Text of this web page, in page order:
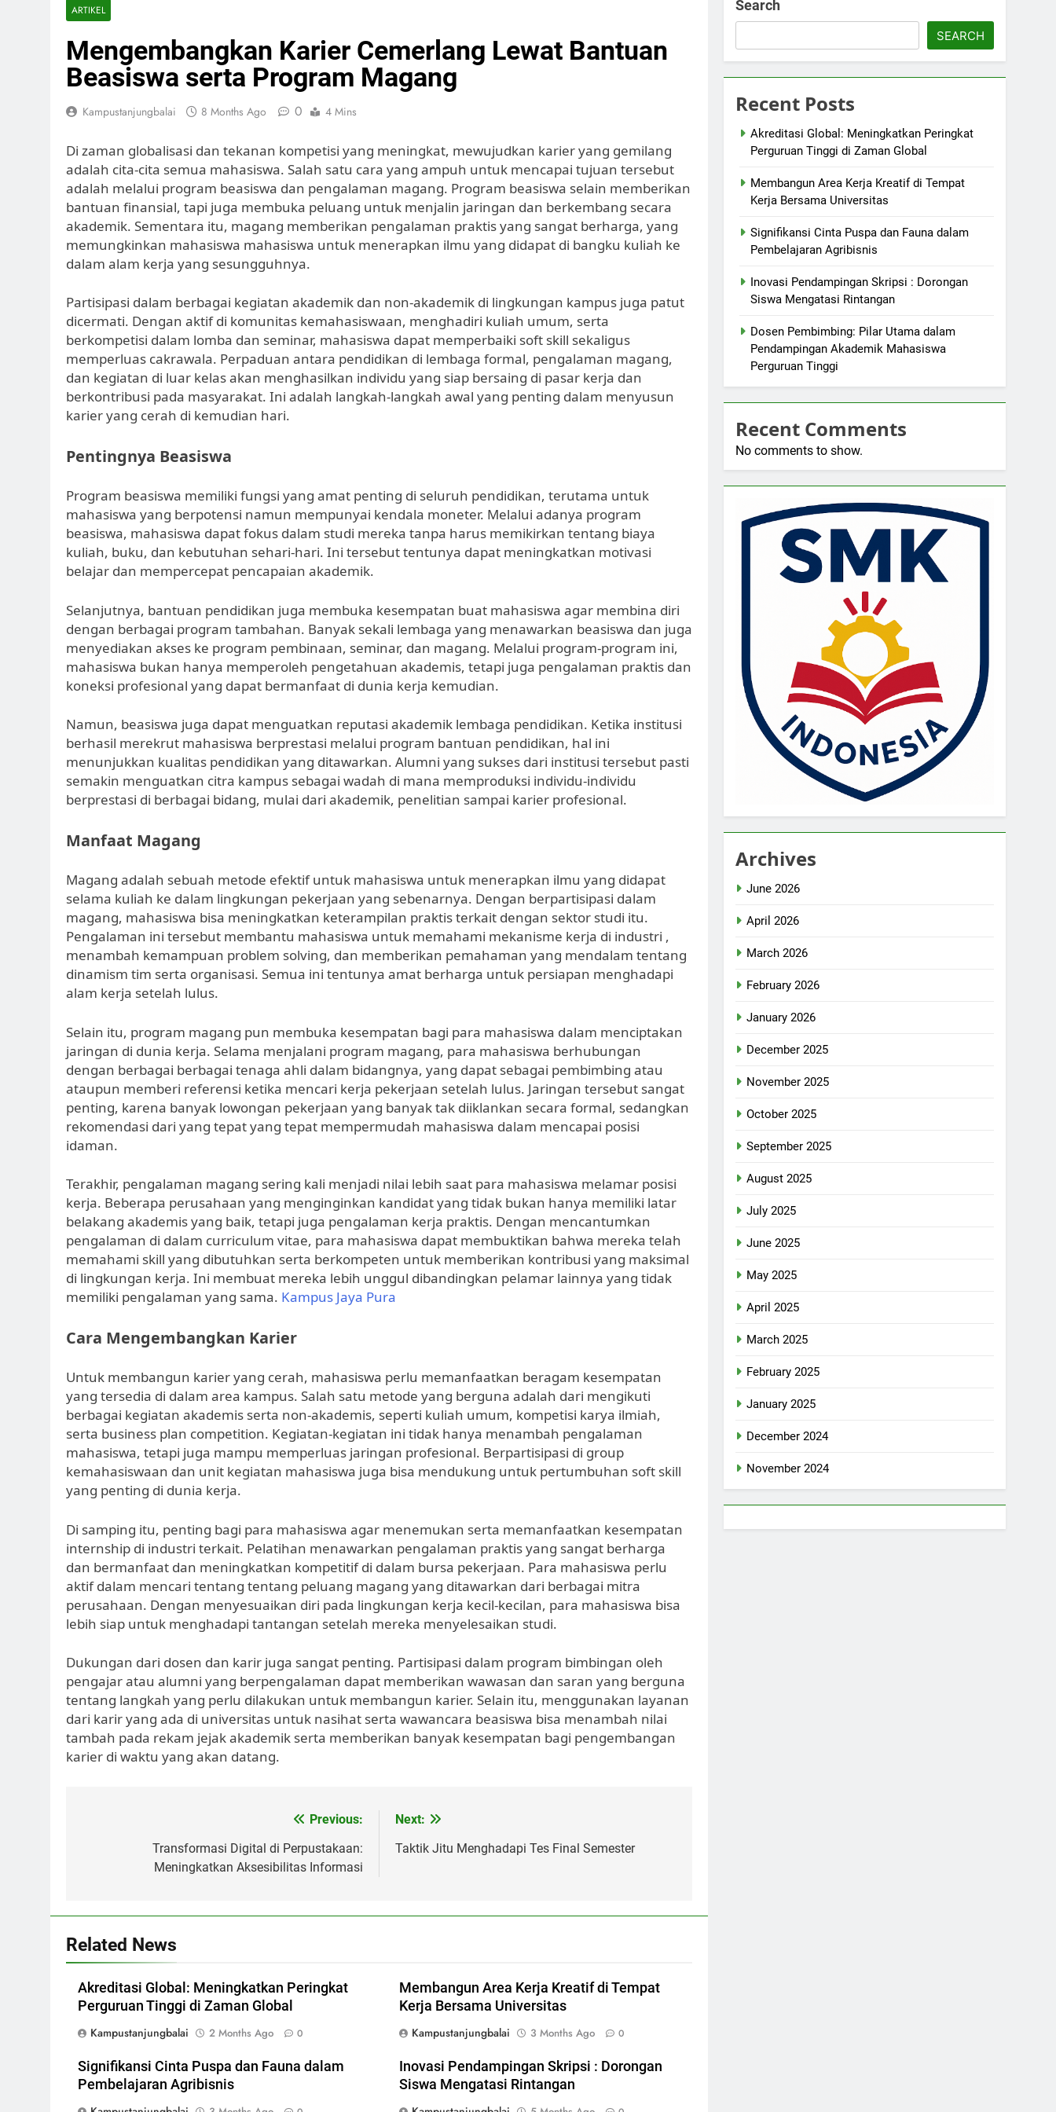
ARTIKEL
Mengembangkan Karier Cemerlang Lewat Bantuan
Beasiswa serta Program Magang
Kampustanjungbalai 8 Months Ago 0 4 Mins
Di zaman globalisasi dan tekanan kompetisi yang meningkat, mewujudkan karier yang gemilang
adalah cita-cita semua mahasiswa. Salah satu cara yang ampuh untuk mencapai tujuan tersebut
adalah melalui program beasiswa dan pengalaman magang. Program beasiswa selain memberikan
bantuan finansial, tapi juga membuka peluang untuk menjalin jaringan dan berkembang secara
akademik. Sementara itu, magang memberikan pengalaman praktis yang sangat berharga, yang
memungkinkan mahasiswa mahasiswa untuk menerapkan ilmu yang didapat di bangku kuliah ke
dalam alam kerja yang sesungguhnya.
Partisipasi dalam berbagai kegiatan akademik dan non-akademik di lingkungan kampus juga patut
dicermati. Dengan aktif di komunitas kemahasiswaan, menghadiri kuliah umum, serta
berkompetisi dalam lomba dan seminar, mahasiswa dapat memperbaiki soft skill sekaligus
memperluas cakrawala. Perpaduan antara pendidikan di lembaga formal, pengalaman magang,
dan kegiatan di luar kelas akan menghasilkan individu yang siap bersaing di pasar kerja dan
berkontribusi pada masyarakat. Ini adalah langkah-langkah awal yang penting dalam menyusun
karier yang cerah di kemudian hari.
Pentingnya Beasiswa
Program beasiswa memiliki fungsi yang amat penting di seluruh pendidikan, terutama untuk
mahasiswa yang berpotensi namun mempunyai kendala moneter. Melalui adanya program
beasiswa, mahasiswa dapat fokus dalam studi mereka tanpa harus memikirkan tentang biaya
kuliah, buku, dan kebutuhan sehari-hari. Ini tersebut tentunya dapat meningkatkan motivasi
belajar dan mempercepat pencapaian akademik.
Selanjutnya, bantuan pendidikan juga membuka kesempatan buat mahasiswa agar membina diri
dengan berbagai program tambahan. Banyak sekali lembaga yang menawarkan beasiswa dan juga
menyediakan akses ke program pembinaan, seminar, dan magang. Melalui program-program ini,
mahasiswa bukan hanya memperoleh pengetahuan akademis, tetapi juga pengalaman praktis dan
koneksi profesional yang dapat bermanfaat di dunia kerja kemudian.
Namun, beasiswa juga dapat menguatkan reputasi akademik lembaga pendidikan. Ketika institusi
berhasil merekrut mahasiswa berprestasi melalui program bantuan pendidikan, hal ini
menunjukkan kualitas pendidikan yang ditawarkan. Alumni yang sukses dari institusi tersebut pasti
semakin menguatkan citra kampus sebagai wadah di mana memproduksi individu-individu
berprestasi di berbagai bidang, mulai dari akademik, penelitian sampai karier profesional.
Manfaat Magang
Magang adalah sebuah metode efektif untuk mahasiswa untuk menerapkan ilmu yang didapat
selama kuliah ke dalam lingkungan pekerjaan yang sebenarnya. Dengan berpartisipasi dalam
magang, mahasiswa bisa meningkatkan keterampilan praktis terkait dengan sektor studi itu.
Pengalaman ini tersebut membantu mahasiswa untuk memahami mekanisme kerja di industri ,
menambah kemampuan problem solving, dan memberikan pemahaman yang mendalam tentang
dinamism tim serta organisasi. Semua ini tentunya amat berharga untuk persiapan menghadapi
alam kerja setelah lulus.
Selain itu, program magang pun membuka kesempatan bagi para mahasiswa dalam menciptakan
jaringan di dunia kerja. Selama menjalani program magang, para mahasiswa berhubungan
dengan berbagai berbagai tenaga ahli dalam bidangnya, yang dapat sebagai pembimbing atau
ataupun memberi referensi ketika mencari kerja pekerjaan setelah lulus. Jaringan tersebut sangat
penting, karena banyak lowongan pekerjaan yang banyak tak diiklankan secara formal, sedangkan
rekomendasi dari yang tepat yang tepat mempermudah mahasiswa dalam mencapai posisi
idaman.
Terakhir, pengalaman magang sering kali menjadi nilai lebih saat para mahasiswa melamar posisi
kerja. Beberapa perusahaan yang menginginkan kandidat yang tidak bukan hanya memiliki latar
belakang akademis yang baik, tetapi juga pengalaman kerja praktis. Dengan mencantumkan
pengalaman di dalam curriculum vitae, para mahasiswa dapat membuktikan bahwa mereka telah
memahami skill yang dibutuhkan serta berkompeten untuk memberikan kontribusi yang maksimal
di lingkungan kerja. Ini membuat mereka lebih unggul dibandingkan pelamar lainnya yang tidak
memiliki pengalaman yang sama. Kampus Jaya Pura
Cara Mengembangkan Karier
Untuk membangun karier yang cerah, mahasiswa perlu memanfaatkan beragam kesempatan
yang tersedia di dalam area kampus. Salah satu metode yang berguna adalah dari mengikuti
berbagai kegiatan akademis serta non-akademis, seperti kuliah umum, kompetisi karya ilmiah,
serta business plan competition. Kegiatan-kegiatan ini tidak hanya menambah pengalaman
mahasiswa, tetapi juga mampu memperluas jaringan profesional. Berpartisipasi di group
kemahasiswaan dan unit kegiatan mahasiswa juga bisa mendukung untuk pertumbuhan soft skill
yang penting di dunia kerja.
Di samping itu, penting bagi para mahasiswa agar menemukan serta memanfaatkan kesempatan
internship di industri terkait. Pelatihan menawarkan pengalaman praktis yang sangat berharga
dan bermanfaat dan meningkatkan kompetitif di dalam bursa pekerjaan. Para mahasiswa perlu
aktif dalam mencari tentang tentang peluang magang yang ditawarkan dari berbagai mitra
perusahaan. Dengan menyesuaikan diri pada lingkungan kerja kecil-kecilan, para mahasiswa bisa
lebih siap untuk menghadapi tantangan setelah mereka menyelesaikan studi.
Dukungan dari dosen dan karir juga sangat penting. Partisipasi dalam program bimbingan oleh
pengajar atau alumni yang berpengalaman dapat memberikan wawasan dan saran yang berguna
tentang langkah yang perlu dilakukan untuk membangun karier. Selain itu, menggunakan layanan
dari karir yang ada di universitas untuk nasihat serta wawancara beasiswa bisa menambah nilai
tambah pada rekam jejak akademik serta memberikan banyak kesempatan bagi pengembangan
karier di waktu yang akan datang.
navigation
Previous:
Transformasi Digital di Perpustakaan:
Meningkatkan Aksesibilitas Informasi
Next:
Taktik Jitu Menghadapi Tes Final Semester
Related News
Akreditasi Global: Meningkatkan Peringkat
Perguruan Tinggi di Zaman Global
Kampustanjungbalai
2 Months Ago 0
Membangun Area Kerja Kreatif di Tempat
Kerja Bersama Universitas
Kampustanjungbalai
3 Months Ago 0
Signifikansi Cinta Puspa dan Fauna dalam
Pembelajaran Agribisnis
Inovasi Pendampingan Skripsi : Dorongan
Siswa Mengatasi Rintangan
Search
SEARCH
Recent Posts
Akreditasi Global: Meningkatkan Peringkat
Perguruan Tinggi di Zaman Global
Membangun Area Kerja Kreatif di Tempat
Kerja Bersama Universitas
Signifikansi Cinta Puspa dan Fauna dalam
Pembelajaran Agribisnis
Inovasi Pendampingan Skripsi : Dorongan
Siswa Mengatasi Rintangan
Dosen Pembimbing: Pilar Utama dalam
Pendampingan Akademik Mahasiswa
Perguruan Tinggi
Recent Comments
No comments to show.
Archives
June 2026
April 2026
March 2026
February 2026
January 2026
December 2025
November 2025
October 2025
September 2025
August 2025
July 2025
June 2025
May 2025
April 2025
March 2025
February 2025
January 2025
December 2024
November 2024